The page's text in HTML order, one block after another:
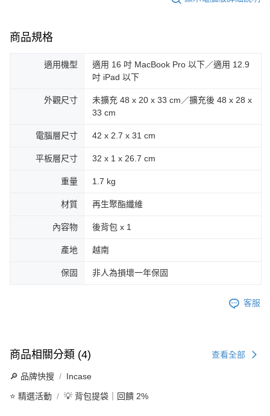
商品規格
適用機型
適用 16 吋 MacBook Pro 以下／適用 12.9
吋 iPad 以下
外觀尺寸
未擴充 48 x 20 x 33 cm／擴充後 48 x 28 x
33 cm
電腦層尺寸 42 x 2.7 x 31 cm
平板層尺寸 32 x 1 x 26.7 cm
重量 1.7 kg
材質 再生聚酯纖維
內容物 後背包 x 1
產地 越南
保固 非人為損壞一年保固
客服
商品相關分類 (4) 查看全部
🔎 品牌快搜 Incase
⭐ 精選活動 💡 背包提袋｜回饋 2%